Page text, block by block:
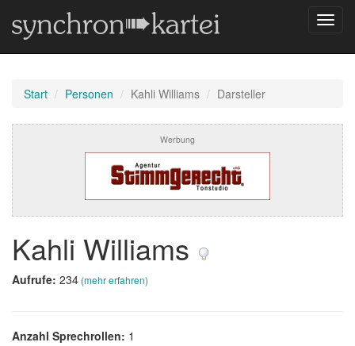
Start Personen Kahli Williams Darsteller
Werbung
Kahli Williams
Aufrufe: 234(mehr erfahren)
Anzahl Sprechrollen: 1